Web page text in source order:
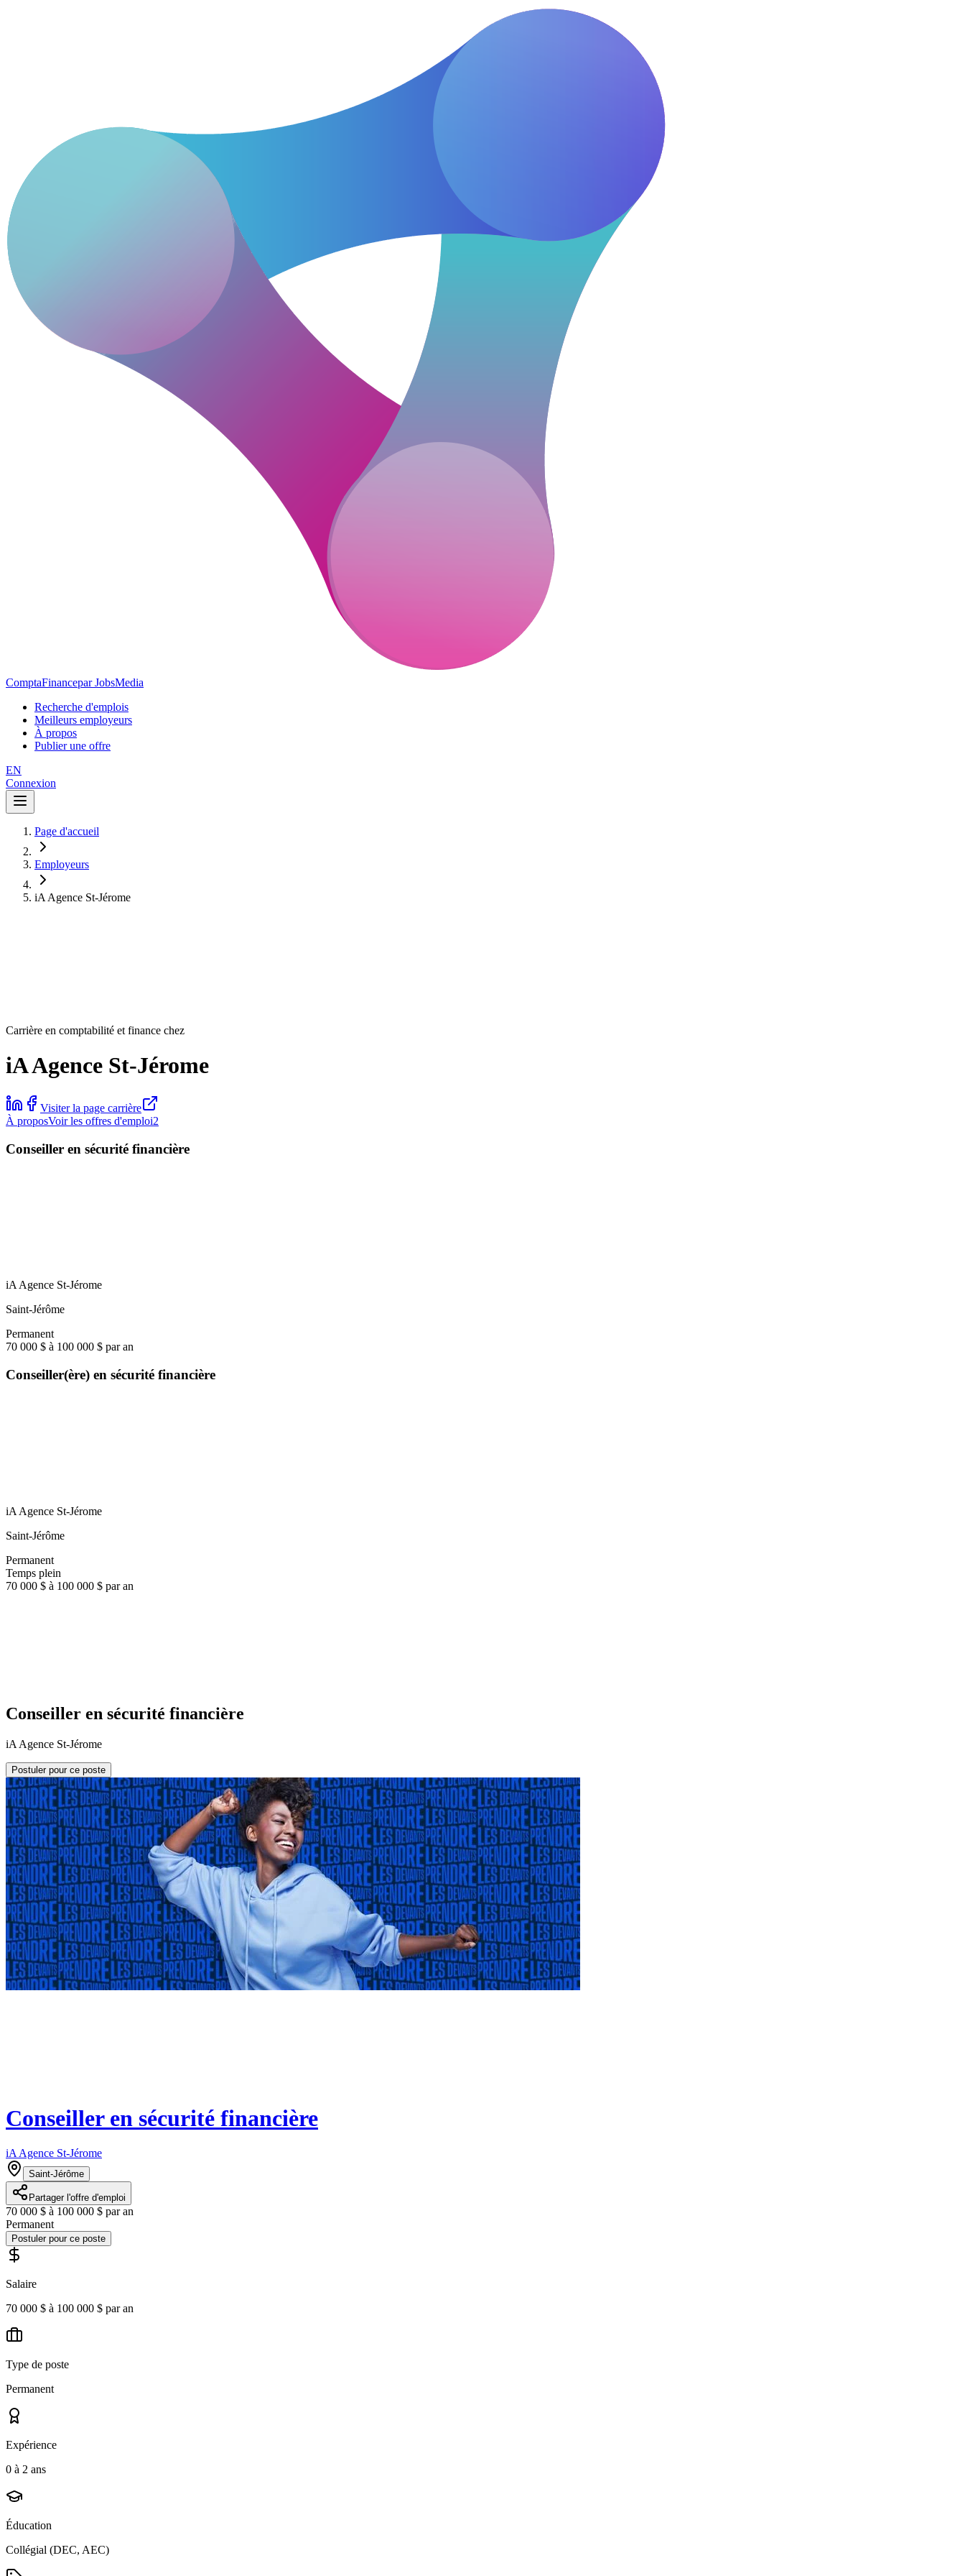
ComptaFinancepar JobsMedia
Recherche d'emplois
Meilleurs employeurs
À propos
Publier une offre
EN
Connexion
Page d'accueil
Employeurs
iA Agence St-Jérome
Carrière en comptabilité et finance chez
iA Agence St-Jérome
Visiter la page carrière
À proposVoir les offres d'emploi2
Conseiller en sécurité financière
iA Agence St-Jérome
Saint-Jérôme
Permanent
70 000 $ à 100 000 $ par an
Conseiller(ère) en sécurité financière
iA Agence St-Jérome
Saint-Jérôme
Permanent
Temps plein
70 000 $ à 100 000 $ par an
Conseiller en sécurité financière
iA Agence St-Jérome
Postuler pour ce poste
Conseiller en sécurité financière
iA Agence St-Jérome
Saint-Jérôme
Partager l'offre d'emploi
70 000 $ à 100 000 $ par an
Permanent
Postuler pour ce poste
Salaire
70 000 $ à 100 000 $ par an
Type de poste
Permanent
Expérience
0 à 2 ans
Éducation
Collégial (DEC, AEC)